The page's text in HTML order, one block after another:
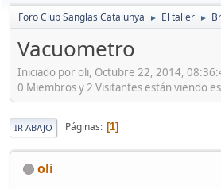
Foro Club Sanglas Catalunya ► El taller ►
Vacuometro
Iniciado por oli, Octubre 22, 2014,
0 Miembros y 2 Visitantes están viendo
IR ABAJO Páginas 1
oli